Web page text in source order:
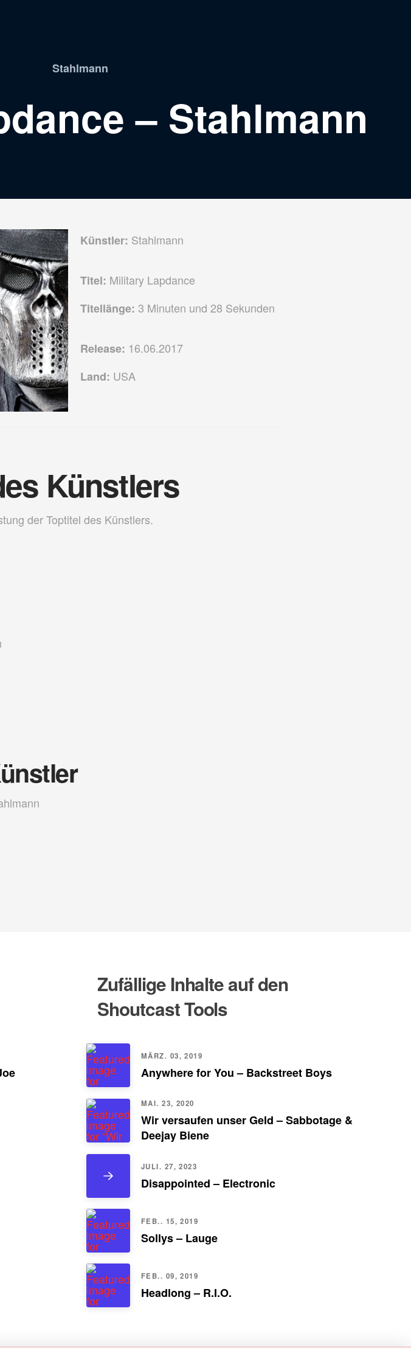
Stahlmann
– Stahlmann
Künstler: Stahlmann
Titel: Military Lapdance
Titellänge: 3 Minuten und 28 Sekunden
Release: 16.06.2017
Land: USA
Künstlers
der Toptitel des Künstlers.
Zufällige Inhalte auf den
Shoutcast Tools
MÄRZ. 03, 2019
Anywhere for You – Backstreet Boys
MAI. 23, 2020
Wir versaufen unser Geld – Sabbotage &
Deejay Biene
JULI. 27, 2023
Disappointed – Electronic
FEB.. 15, 2019
Sollys – Lauge
FEB.. 09, 2019
Headlong – R.I.O.